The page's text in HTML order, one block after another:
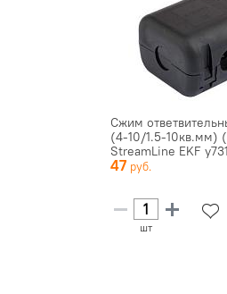
Сжим
(4-10/1.5-10кв.мм)
StreamLine EKF
47
шт